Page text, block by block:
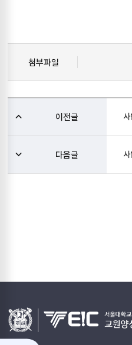
첨부파일
이전글
다음글